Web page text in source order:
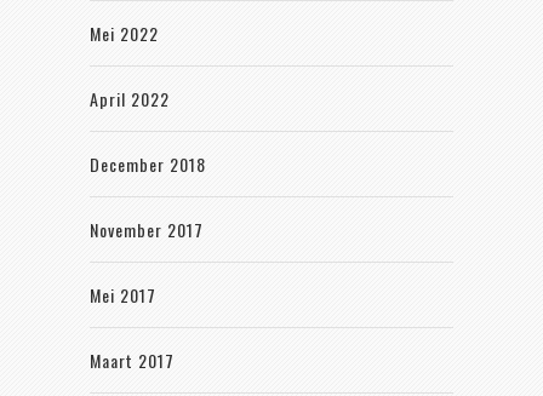
Mei 2022
April 2022
December 2018
November 2017
Mei 2017
Maart 2017